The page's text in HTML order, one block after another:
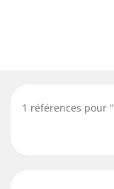
1 références pour "